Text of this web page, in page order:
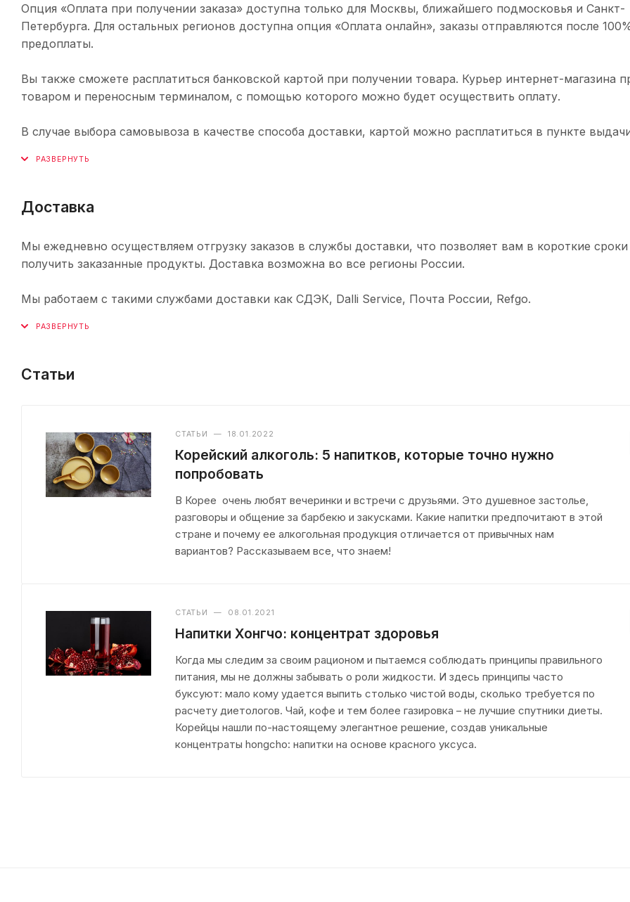
Опция «Оплата при получении заказа» доступна только для Москвы, ближайшего подмосковья и Санкт-
Петербурга. Для остальных регионов доступна опция «Оплата онлайн», заказы отправляются после
предоплаты.
Вы также сможете расплатиться банковской картой при получении товара. Курьер интернет-магазина
товаром и переносным терминалом, с помощью которого можно будет осуществить оплату.
В случае выбора самовывоза в качестве способа доставки, картой можно расплатиться в пункте
Доставка
Мы ежедневно осуществляем отгрузку заказов в службы доставки, что позволяет вам в короткие сроки
получить заказанные продукты. Доставка возможна во все регионы России.
Мы работаем с такими службами доставки как СДЭК, Dalli Service, Почта России, Refgo.
Статьи
СТАТЬИ — 18.01.2022
Корейский алкоголь: 5 напитков, которые точно нужно
попробовать
В Корее очень любят вечеринки и встречи с друзьями. Это душевное застолье,
разговоры и общение за барбекю и закусками. Какие напитки предпочитают в этой
стране и почему ее алкогольная продукция отличается от привычных нам
вариантов? Рассказываем все, что знаем!
СТАТЬИ — 08.01.2021
Напитки Хонгчо: концентрат здоровья
Когда мы следим за своим рационом и пытаемся соблюдать принципы правильного
питания, мы не должны забывать о роли жидкости. И здесь принципы часто
буксуют: мало кому удается выпить столько чистой воды, сколько требуется по
расчету диетологов. Чай, кофе и тем более газировка – не лучшие спутники диеты.
Корейцы нашли по-настоящему элегантное решение, создав уникальные
концентраты hongcho: напитки на основе красного уксуса.